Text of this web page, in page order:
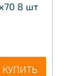
8 шт
КУПИТЬ